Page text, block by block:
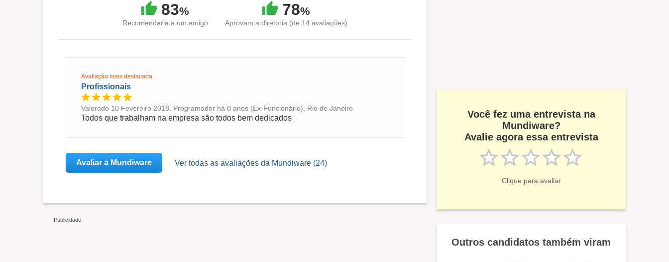
83%
Recomendaria a um amigo
78%
Aprovam a diretoria (de 14 avaliações)
Avaliação mais destacada
Profissionais
Valorado 10 Fevereiro 2018. Programador há 8 anos (Ex-Funcionário), Rio de Janeiro
Todos que trabalham na empresa são todos bem dedicados
Avaliar a Mundiware Ver todas as avaliações da Mundiware (24)
Você fez uma entrevista na
Mundiware?
Avalie agora essa entrevista
Clique para avaliar
Outros candidatos também viram